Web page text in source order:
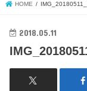
HOME
2018.05.11